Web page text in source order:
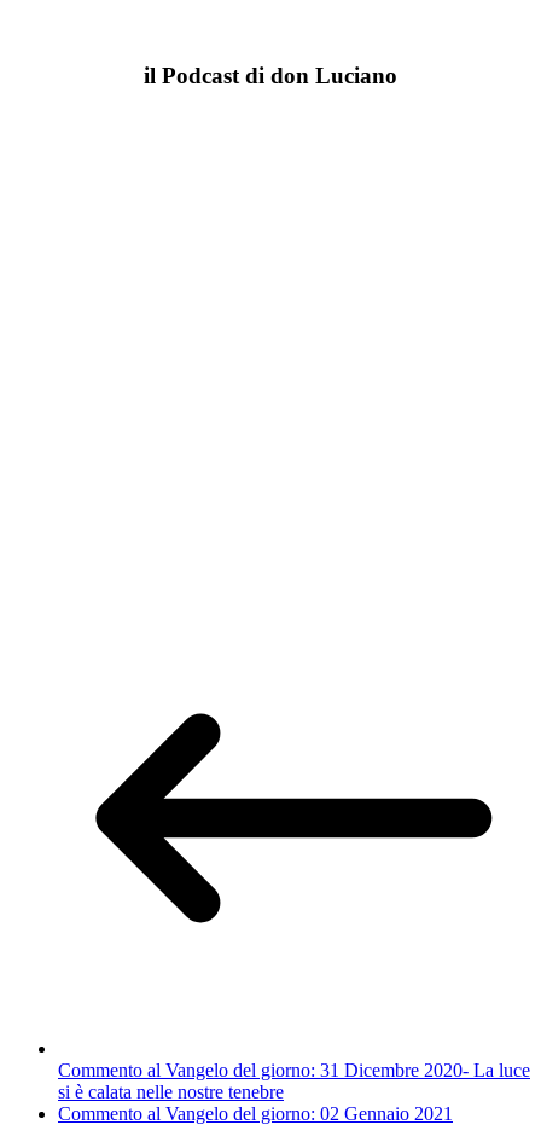
il Podcast di don Luciano
Commento al Vangelo del giorno: 31 Dicembre 2020- La luce
si è calata nelle nostre tenebre
Commento al Vangelo del giorno: 02 Gennaio 2021